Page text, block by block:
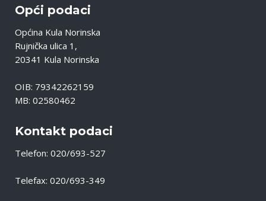
Opći podaci
Općina Kula Norinska
Rujnička ulica 1,
20341 Kula Norinska
OIB: 79342262159
MB: 02580462
Kontakt podaci
Telefon: 020/693-527
Telefax: 020/693-349